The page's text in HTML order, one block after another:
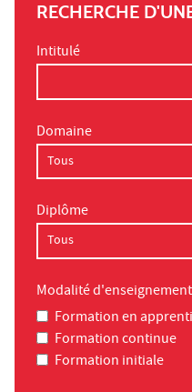
RECHERCHE
Intitulé
Domaine
Diplôme
Modalité d'enseignement
Formation en
Formation continue
Formation initiale